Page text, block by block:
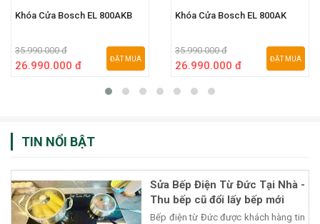
Khóa Cửa Bosch EL 800AKB
35.990.000 đ
26.990.000 đ
ĐẶT MUA
Khóa Cửa Bosch EL 800AK
35.990.000 đ
26.990.000 đ
ĐẶT MUA
TIN NỔI BẬT
Sửa Bếp Điện Từ Đức Tại Nhà -
Thu bếp cũ đổi lấy bếp mới
Bếp điện từ Đức được khách hàng tin